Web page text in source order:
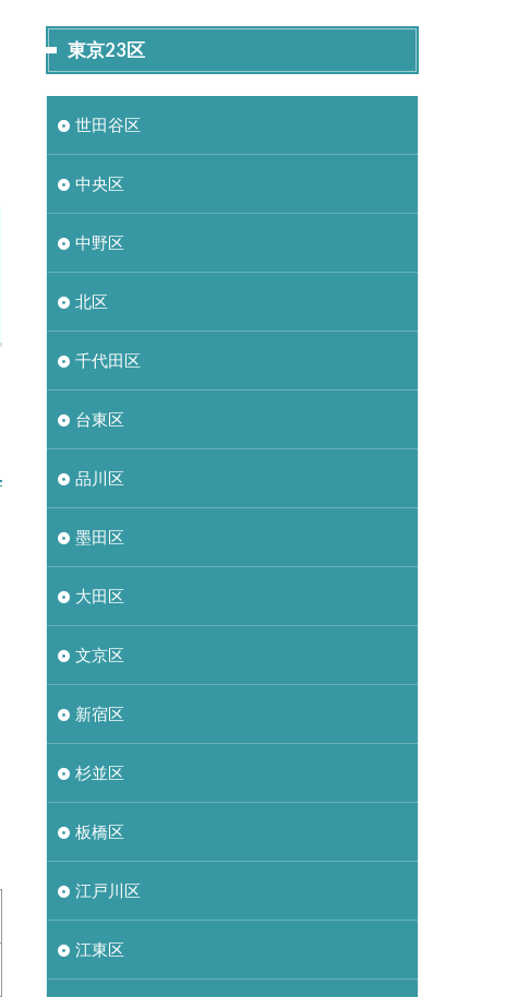
東京23区
世田谷区
中央区
中野区
北区
千代田区
台東区
品川区
墨田区
大田区
文京区
新宿区
杉並区
板橋区
江戸川区
江東区